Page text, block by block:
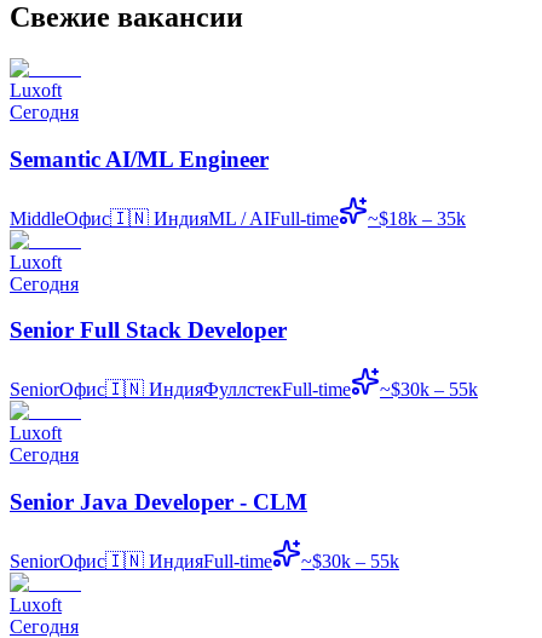
Свежие вакансии
Luxoft
Сегодня
Semantic AI/ML Engineer
MiddleОфис🇮🇳 ИндияML / AIFull-time ~$18k – 35k
Luxoft
Сегодня
Senior Full Stack Developer
SeniorОфис🇮🇳 ИндияФуллстекFull-time ~$30k – 55k
Luxoft
Сегодня
Senior Java Developer - CLM
SeniorОфис🇮🇳 ИндияFull-time ~$30k – 55k
Luxoft
Сегодня